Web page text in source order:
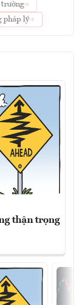
pháp lý
thận trọng